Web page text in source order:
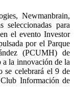
Newmanbrain,
seleccionadas para
el evento Investor
por el Parque
(PCUMH) de
a la innovación de la
se celebrará el 9 de
Información de